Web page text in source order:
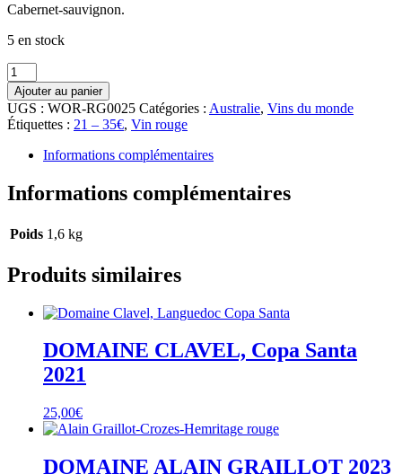
Cabernet-sauvignon.
5 en stock
quantité
de
CAPE
MENTELLE,
Cab-
sauvignon
Ajouter au panier
UGS : WOR-RG0025 Catégories : Australie, Vins du monde
Étiquettes : 21 – 35€, Vin rouge
Informations complémentaires
Informations complémentaires
Poids 1,6 kg
Produits similaires
DOMAINE CLAVEL, Copa Santa
2021
25,00€
DOMAINE ALAIN GRAILLOT 2023